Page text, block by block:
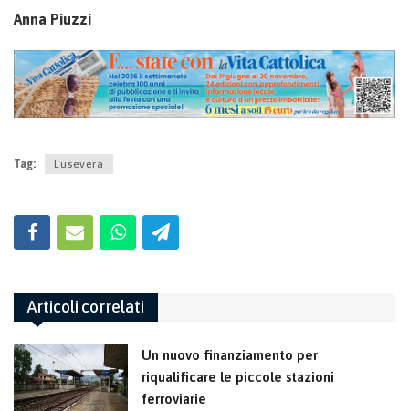
Anna Piuzzi
Tag: Lusevera
Articoli correlati
Un nuovo finanziamento per
riqualificare le piccole stazioni
ferroviarie